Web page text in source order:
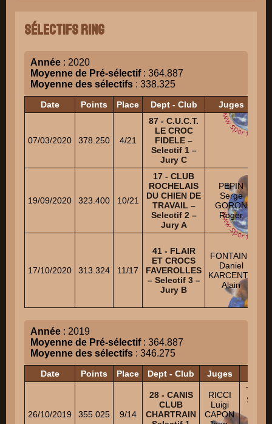
Sélectifs Ring
Année : 2020
Moyenne de Pré-sélectif: 364.887
Moyenne des sélectifs : 338.325
Date Points Place Dept - Club Juges
07/03/2020 378.250 4/21
87 - C.U.C.T.
LE CROC
FIDELE –
Selectif 1 –
Jury C
19/09/2020 323.400 10/21
17 - CLUB
ROCHELAIS
DU CHIEN DE
TRAVAIL –
Selectif 2 –
Jury A
PEPIN
Serge
GORON
Roger
17/10/2020 313.324 11/17
41 - FLAIR
ET CROCS
FAVEROLLES
– Selectif 3 –
Jury B
FONTAINE
Daniel
KARCENTY
Alain
Année : 2019
Moyenne de Pré-sélectif: 364.887
Moyenne des sélectifs : 346.275
Date Points Place Dept - Club Juges
26/10/2019 355.025 9/14
28 - CANIS
CLUB
CHARTRAIN
RICCI
Luigi
CAPON